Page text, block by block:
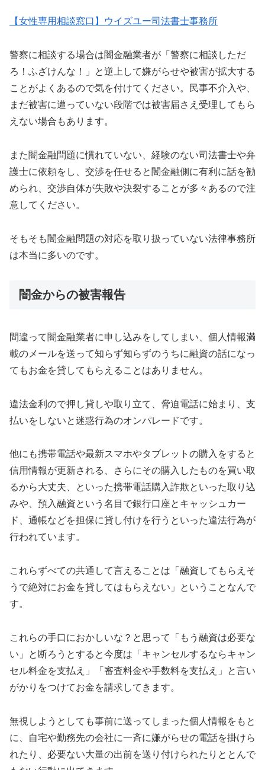
【女性専用相談窓口】ウイズユー司法書士事務所
警察に相談する場合は闇金融業者が「警察に相談しただ
ろ！ふざけんな！」と逆上して嫌がらせや被害が拡大する
ことがよくあるので気を付けてください。民事不介入や、
まだ被害に遭っていない段階では被害届さえ受理してもら
えない場合もあります。
また闇金融問題に慣れていない、経験のない司法書士や弁
護士に依頼をし、交渉を任せると闇金融側に有利に話を勧
められ、交渉自体が失敗や決裂することが多々あるので注
意してください。
そもそも闇金融問題の対応を取り扱っていない法律事務所
は本当に多いのです。
闇金からの被害報告
間違って闇金融業者に申し込みをしてしまい、個人情報満
載のメールを送って知らず知らずのうちに融資の話になっ
てもお金を貸してもらえることはありません。
違法金利ので押し貸しや取り立て、脅迫電話に始まり、支
払いをしないと迷惑行為のオンパレードです。
他にも携帯電話や最新スマホやタブレットの購入をすると
信用情報が更新される、さらにその購入したものを買い取
るから大丈夫、といった携帯電話購入詐欺といった取り込
みや、預入融資という名目で銀行口座とキャッシュカー
ド、通帳などを担保に貸し付けを行うといった違法行為が
行われています。
これらずべての共通して言えることは「融資してもらえそ
うで絶対にお金を貸してはもらえない」ということなんで
す。
これらの手口におかしいな？と思って「もう融資は必要な
い」と断ろうとすると今度は「キャンセルするならキャン
セル料金を支払え」「審査料金や手数料を支払え」と言い
がかりをつけてお金を請求してきます。
無視しようとしても事前に送ってしまった個人情報をもと
に、自宅や勤務先の会社に一斉に嫌がらせの電話を掛けら
れたり、必要ない大量の出前を送り付けられたりととんで